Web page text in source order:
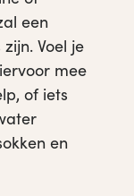
een
Voel je
mee
of iets
en